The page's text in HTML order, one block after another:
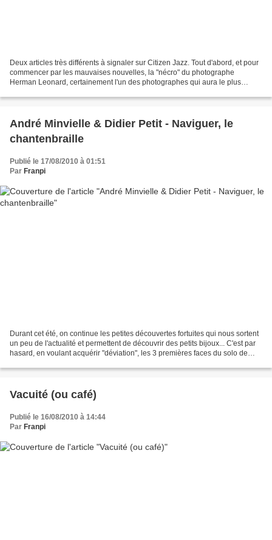
Deux articles très différents à signaler sur Citizen Jazz. Tout d'abord, et pour
commencer par les mauvaises nouvelles, la "nécro" du photographe
Herman Leonard, certainement l'un des photographes qui aura le plus
André Minvielle & Didier Petit - Naviguer, le
chantenbraille
Publié le 17/08/2010 à 01:51
Par Franpi
Durant cet été, on continue les petites découvertes fortuites qui nous sortent
un peu de l'actualité et permettent de découvrir des petits bijoux... C'est par
hasard, en voulant acquérir "déviation", les 3 premières faces du solo de
Vacuité (ou café)
Publié le 16/08/2010 à 14:44
Par Franpi